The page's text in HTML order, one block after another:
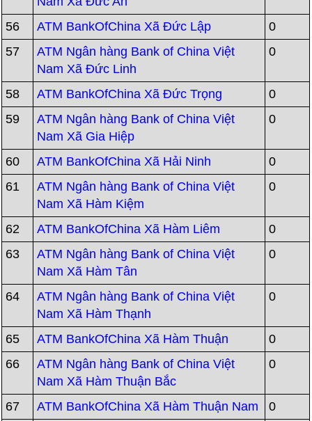
56 ATM BankOfChina Xã Đức Lập
0
57
ATM Ngân hàng Bank of China Việt
Nam Xã Đức Linh
0
58 ATM BankOfChina Xã Đức Trọng
0
59
ATM Ngân hàng Bank of China Việt
Nam Xã Gia Hiệp
0
60 ATM BankOfChina Xã Hải Ninh
0
61
ATM Ngân hàng Bank of China Việt
Nam Xã Hàm Kiệm
0
62 ATM BankOfChina Xã Hàm Liêm
0
63
ATM Ngân hàng Bank of China Việt
Nam Xã Hàm Tân
0
64
ATM Ngân hàng Bank of China Việt
Nam Xã Hàm Thạnh
0
65 ATM BankOfChina Xã Hàm Thuận
0
66
ATM Ngân hàng Bank of China Việt
Nam Xã Hàm Thuận Bắc
0
67 ATM BankOfChina Xã Hàm Thuận Nam
0